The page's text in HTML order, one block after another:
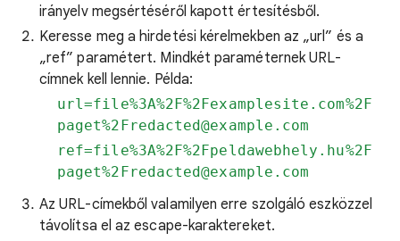
irányelv megsértéséről kapott értesítésből.
Keresse meg a hirdetési kérelmekben az „url” és a
„ref” paramétert. Mindkét paraméternek URL-
címnek kell lennie. Példa:
url=file%3A%2F%2Fexamplesite.com%2F
paget%2Fredacted@example.com
ref=file%3A%2F%2Fpeldawebhely.hu%2F
paget%2Fredacted@example.com
Az URL-címekből valamilyen erre szolgáló eszközzel
távolítsa el az escape-karaktereket.